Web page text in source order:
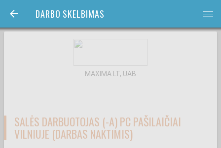
DARBO SKELBIMAS bars
MAXIMA LT, UAB
SALĖS DARBUOTOJAS (-A) PC PAŠILAIČIAI
VILNIUJE (DARBAS NAKTIMIS)